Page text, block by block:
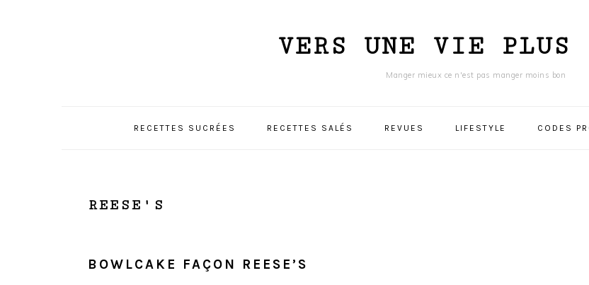
VERS UNE VIE PLUS
Manger mieux ce n'est pas manger moins bon
RECETTES SUCRÉES RECETTES SALÉS REVUES LIFESTYLE CODES
REESE'S
BOWLCAKE FAÇON REESE’S